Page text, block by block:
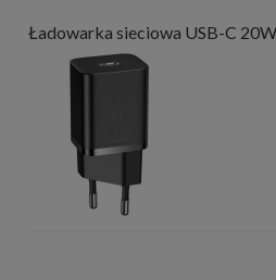
Ładowarka sieciowa USB-C